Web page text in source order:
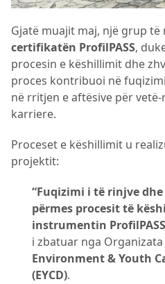
Gjatë muajit maj, një grup
certifikatën ProfilPASS,
procesin e këshillimit dhe
proces kontribuoi në
në rritjen e aftësive për
karriere.
Proceset e këshillimit u
projektit:
“Fuqizimi i të rinjve
përmes procesit të
instrumentin
i zbatuar nga
Environment & Youth
(EYCD).